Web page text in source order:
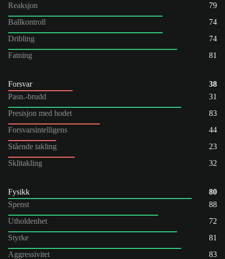
Reaksjon
79
Ballkontroll
74
Dribling
74
Fatning
81
Forsvar
38
Pasn.-brudd
31
Presisjon med hodet
83
Forsvarsintelligens
44
Stående takling
23
Sklitakling
32
Fysikk
80
Spenst
88
Utholdenhet
72
Styrke
81
Aggressivitet
83